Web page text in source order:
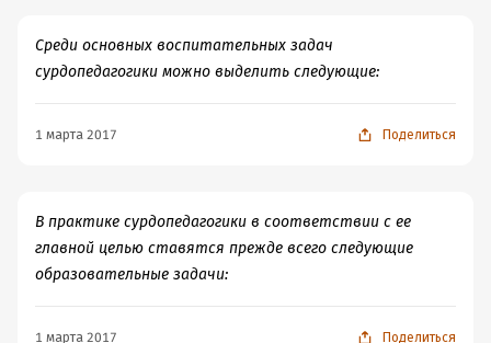
Среди основных воспитательных задач
сурдопедагогики можно выделить следующие:
1 марта 2017 Поделиться
В практике сурдопедагогики в соответствии с ее
главной целью ставятся прежде всего следующие
образовательные задачи:
1 марта 2017 Поделиться